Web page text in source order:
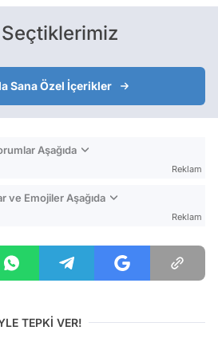
Sana Özel İçerikler
Aşağıda
Reklam
ve Emojiler Aşağıda
Reklam
TEPKİ VER!